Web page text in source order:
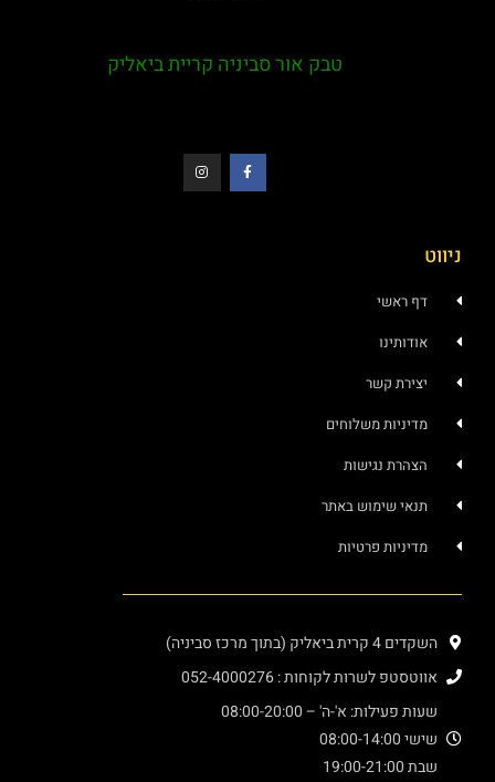
טבק אור סביניה קריית ביאליק
ניווט
דף ראשי
אודותינו
יצירת קשר
מדיניות משלוחים
הצהרת נגישות
תנאי שימוש באתר
מדיניות פרטיות
השקדים 4 קרית ביאליק (בתוך מרכז סביניה)
אווטסטפ לשרות לקוחות : 052-4000276
שעות פעילות: א'-ה' – 08:00-20:00
שישי 08:00-14:00
שבת 19:00-21:00